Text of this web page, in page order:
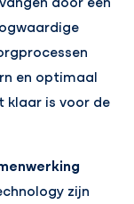
en optimaal
is voor de
zijn